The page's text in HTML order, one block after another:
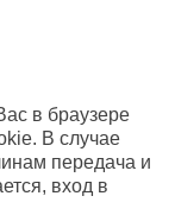
в браузере
В случае
передача и
вход в